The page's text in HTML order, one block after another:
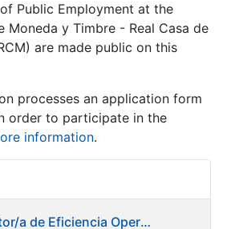
Public Employment at the
Moneda y Timbre - Real Casa de
are made public on this
processes an application form
order to participate in the
information.
Item
FC 08/24 - Director/a de Eficiencia Operativa